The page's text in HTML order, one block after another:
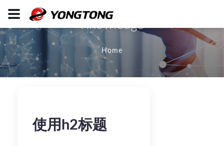
Knowledge
Home
使用h2标题